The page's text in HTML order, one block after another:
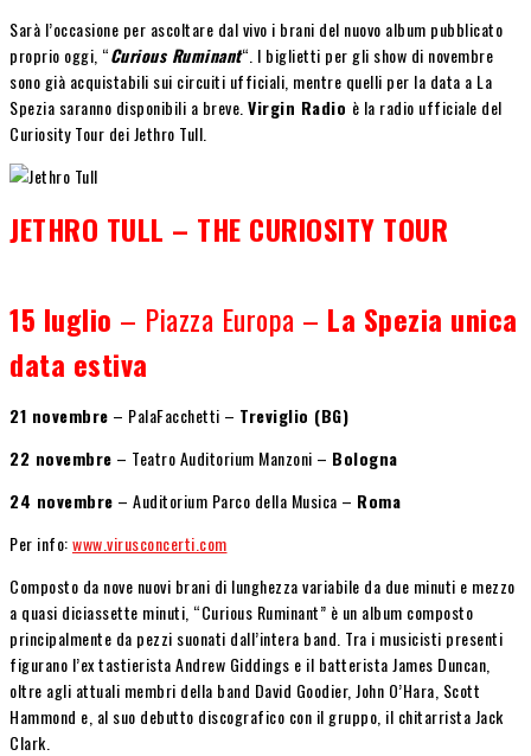
Sarà l’occasione per ascoltare dal vivo i brani del nuovo album pubblicato
proprio oggi, “Curious Ruminant“. I biglietti per gli show di novembre
sono già acquistabili sui circuiti ufficiali, mentre quelli per la data a La
Spezia saranno disponibili a breve. Virgin Radio è la radio ufficiale del
Curiosity Tour dei Jethro Tull.
JETHRO TULL – THE CURIOSITY TOUR
15 luglio – Piazza Europa – La Spezia unica
data estiva
21 novembre – PalaFacchetti – Treviglio (BG)
22 novembre – Teatro Auditorium Manzoni – Bologna
24 novembre – Auditorium Parco della Musica – Roma
Per info:www.virusconcerti.com
Composto da nove nuovi brani di lunghezza variabile da due minuti e mezzo
a quasi diciassette minuti, “Curious Ruminant” è un album composto
principalmente da pezzi suonati dall’intera band. Tra i musicisti presenti
figurano l’ex tastierista Andrew Giddings e il batterista James Duncan,
oltre agli attuali membri della band David Goodier, John O’Hara, Scott
Hammond e, al suo debutto discografico con il gruppo, il chitarrista Jack
Clark.